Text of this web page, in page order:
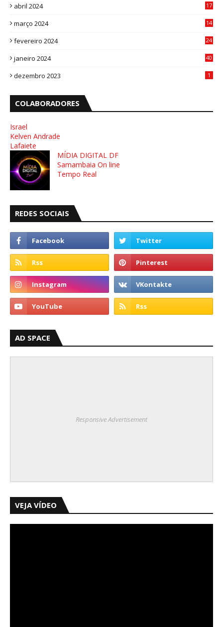
abril 2024
17
março 2024
14
fevereiro 2024
24
janeiro 2024
40
dezembro 2023 1
COLABORADORES
Israel
Kelven Andrade
Lafaiete
MÍDIA DIGITAL DF
Samambaia On line
Tempo Real
REDES SOCIAIS
AD SPACE
Responsive Advertisement
VEJA VÍDEO